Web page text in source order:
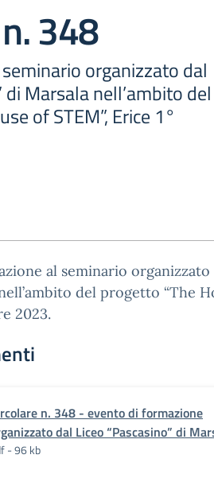
348
organizzato dal
di Marsala nell’ambito del
of STEM”, Erice 1°
al seminario organizzato
del progetto “The
2023.
n. 348 - evento di formazione
dal Liceo “Pascasino” di
- 96 kb